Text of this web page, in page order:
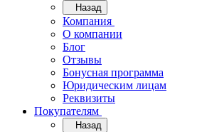
Назад
Компания
О компании
Блог
Отзывы
Бонусная программа
Юридическим лицам
Реквизиты
Покупателям
Назад